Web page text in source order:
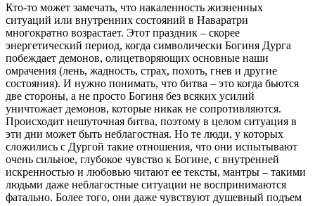
Кто-то может замечать, что накаленность жизненных
ситуаций или внутренних состояний в Наваратри
многократно возрастает. Этот праздник – скорее
энергетический период, когда символически Богиня Дурга
побеждает демонов, олицетворяющих основные наши
омрачения (лень, жадность, страх, похоть, гнев и другие
состояния). И нужно понимать, что битва – это когда бьются
две стороны, а не просто Богиня без всяких усилий
уничтожает демонов, которые никак не сопротивляются.
Происходит нешуточная битва, поэтому в целом ситуация в
эти дни может быть неблагостная. Но те люди, у которых
сложились с Дургой такие отношения, что они испытывают
очень сильное, глубокое чувство к Богине, с внутренней
искренностью и любовью читают ее тексты, мантры – такими
людьми даже неблагостные ситуации не воспринимаются
фатально. Более того, они даже чувствуют душевный подъем